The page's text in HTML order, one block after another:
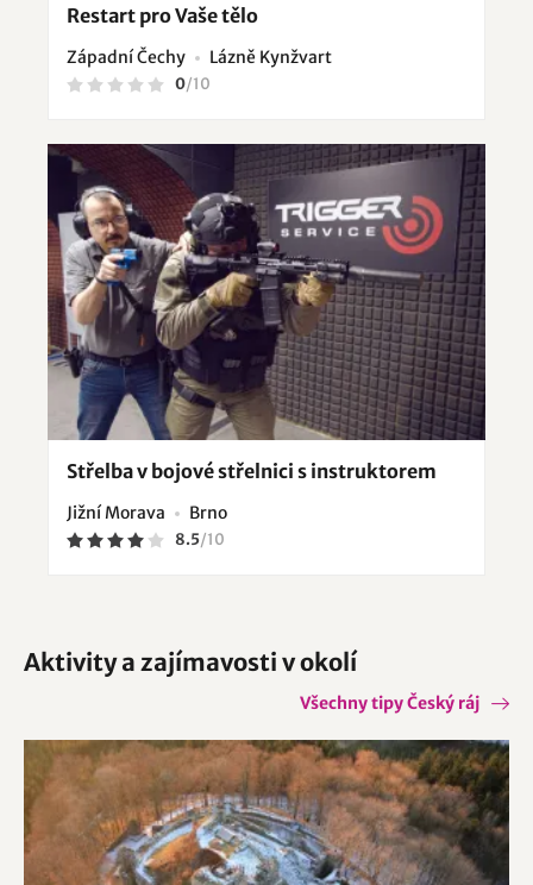
Restart pro Vaše tělo
Západní Čechy Lázně Kynžvart
0/10
Střelba v bojové střelnici s instruktorem
Jižní Morava Brno
8.5/10
Aktivity a zajímavosti v okolí
Všechny tipy Český ráj